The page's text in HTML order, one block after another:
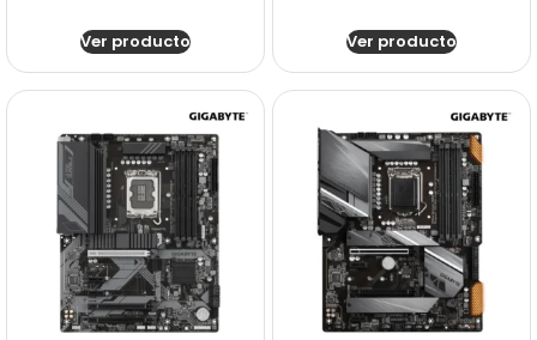
Ver producto Ver producto